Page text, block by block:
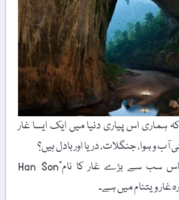
ہماری اس پیاری دنیا میں ایک ایسا غار
و ہوا، جنگلات، دریا اور بادل ہیں؟
جی ہاں، دنیا کے اس سب سے بڑے غار کا نام”Han Son